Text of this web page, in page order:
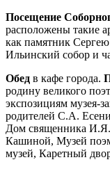
Посещение
расположены такие
как памятник
Ильинский собор и
Обед в кафе города.
родину великого
экспозициям музея-
родителей С.А.
Дом священника
Кашиной, Музей
музей, Каретный